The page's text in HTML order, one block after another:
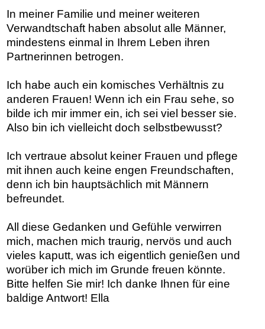
In meiner Familie und meiner weiteren
Verwandtschaft haben absolut alle Männer,
mindestens einmal in Ihrem Leben ihren
Partnerinnen betrogen.
Ich habe auch ein komisches Verhältnis zu
anderen Frauen! Wenn ich ein Frau sehe, so
bilde ich mir immer ein, ich sei viel besser sie.
Also bin ich vielleicht doch selbstbewusst?
Ich vertraue absolut keiner Frauen und pflege
mit ihnen auch keine engen Freundschaften,
denn ich bin hauptsächlich mit Männern
befreundet.
All diese Gedanken und Gefühle verwirren
mich, machen mich traurig, nervös und auch
vieles kaputt, was ich eigentlich genießen und
worüber ich mich im Grunde freuen könnte.
Bitte helfen Sie mir! Ich danke Ihnen für eine
baldige Antwort! Ella